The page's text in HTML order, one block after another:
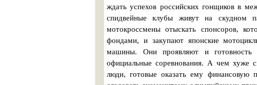
ждать успехов российских гонщиков в
спидвейные клубы живут на скудном
мотокроссмены отыскать спонсоров,
фондами, и закупают японские
машины. Они проявляют и готовность
официальные соревнования. А чем хуже
люди, готовые оказать ему